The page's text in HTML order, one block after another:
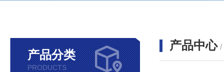
产品分类
PRODUCTS
产品中心 /